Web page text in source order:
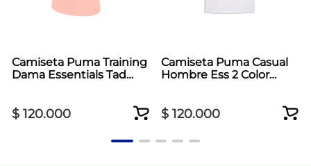
Camiseta Puma Training
Dama Essentials Tad
$ 120.000
Camiseta Puma Casual
Hombre Ess 2 Color
$ 120.000